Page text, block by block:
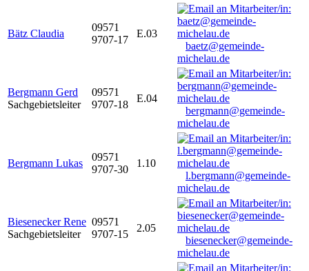
Bätz Claudia
09571
9707-17
E.03
baetz@gemeinde-
michelau.de
Bergmann Gerd
Sachgebietsleiter
09571
9707-18
E.04
bergmann@gemeinde-
michelau.de
Bergmann Lukas
09571
9707-30
1.10
l.bergmann@gemeinde-
michelau.de
Biesenecker Rene
Sachgebietsleiter
09571
9707-15
2.05
biesenecker@gemeinde-
michelau.de